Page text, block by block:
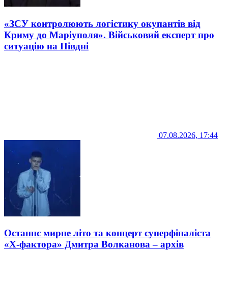
«ЗСУ контролюють логістику окупантів від
Криму до Маріуполя». Військовий експерт про
ситуацію на Півдні
07.08.2026, 17:44
Останнє мирне літо та концерт суперфіналіста
«Х-фактора» Дмитра Волканова – архів